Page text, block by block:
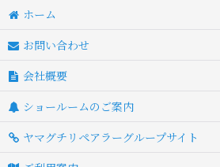
ホーム
お問い合わせ
会社概要
ショールームのご案内
ヤマグチリペアラーグループサイト